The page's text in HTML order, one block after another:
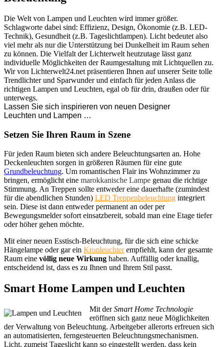
Die Welt von Lampen und Leuchten wird immer größer.
Schlagworte dabei sind: Effizienz, Design, Ökonomie (z.B. LED-
Technik), Gesundheit (z.B. Tageslichtlampen). Licht bedeutet also
viel mehr als nur die Unterstützung bei Dunkelheit im Raum sehen
zu können. Die Vielfalt der Lichterwelt heutzutage lässt ganz
individuelle Möglichkeiten der Raumgestaltung mit Lichtquellen zu.
Wir von Lichterwelt24.net präsentieren Ihnen auf unserer Seite tolle
Trendlichter und Sparwunder und einfach für jeden Anlass die
richtigen Lampen und Leuchten, egal ob für drin, draußen oder für
unterwegs.
Lassen Sie sich inspirieren von neuen Designer
Leuchten und Lampen …
Setzen Sie Ihren Raum in Szene
Für jeden Raum bieten sich andere Beleuchtungsarten an. Hohe
Deckenleuchten sorgen in größeren Räumen für eine gute
Grundbeleuchtung. Um romantischen Flair ins Wohnzimmer zu
bringen, ermöglicht eine marokkanische Lampe genau die richtige
Stimmung. An Treppen sollte entweder eine dauerhafte (zumindest
für die abendlichen Stunden) LED Treppenbeleuchtung integriert
sein. Diese ist dann entweder permanent an oder per
Bewegungsmelder sofort einsatzbereit, sobald man eine Etage tiefer
oder höher gehen möchte.
Mit einer neuen Esstisch-Beleuchtung, für die sich eine schicke
Hängelampe oder gar ein Kronleuchterempfiehlt, kann der gesamte
Raum eine völlig neue Wirkung haben. Auffällig oder knallig,
entscheidend ist, dass es zu Ihnen und Ihrem Stil passt.
Smart Home Lampen und Leuchten
Mit derSmart Home Technologie
eröffnen sich ganz neue Möglichkeiten
der Verwaltung von Beleuchtung. Arbeitgeber allerorts erfreuen sich
an automatisierten, ferngesteuerten Beleuchtungsmechanismen.
Licht, zumeist Tageslicht kann so eingestellt werden, dass kein